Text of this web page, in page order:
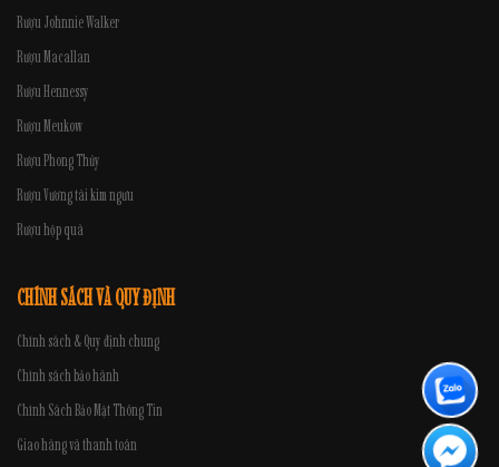
Rượu Johnnie Walker
Rượu Macallan
Rượu Hennessy
Rượu Meukow
Rượu Phong Thủy
Rượu Vương tài kim ngưu
Rượu hộp quà
CHÍNH SÁCH VÀ QUY ĐỊNH
Chính sách & Quy định chung
Chính sách bảo hành
Chính Sách Bảo Mật Thông Tin
Giao hàng và thanh toán